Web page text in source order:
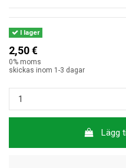
I lager
2,50 €
0% moms
skickas inom 1-3 dagar
Lägg